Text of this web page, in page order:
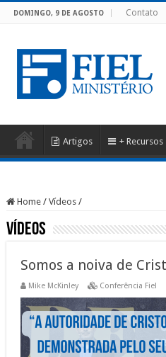
DOMINGO, 9 DE AGOSTO Contato
Artigos + Recursos
Home / Vídeos /
Vídeos
Somos a noiva de
Mike McKinley Conferência Fiel